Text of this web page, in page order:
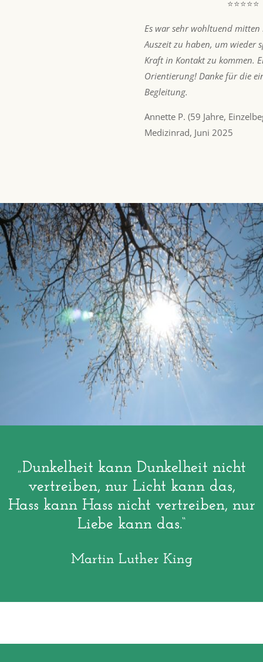
⭐⭐⭐⭐⭐
Es war sehr wohltuend mitten
Auszeit zu haben, um wieder
Kraft in Kontakt zu kommen.
Orientierung! Danke für die
Begleitung.
Annette P. (59 Jahre,
Medizinrad, Juni 2025
„Dunkelheit kann Dunkelheit nicht
vertreiben, nur Licht kann das,
Hass kann Hass nicht vertreiben, nur
Liebe kann das.“
Martin Luther King